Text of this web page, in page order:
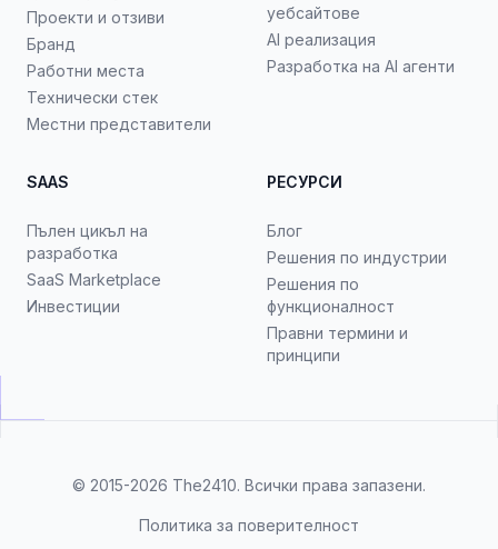
Проекти и отзиви
Бранд
Работни места
Технически стек
Местни представители
уебсайтове
AI реализация
Разработка на AI агенти
SAAS
Пълен цикъл на
разработка
SaaS Marketplace
Инвестиции
РЕСУРСИ
Блог
Решения по индустрии
Решения по
функционалност
Правни термини и
принципи
© 2015-2026 The2410. Всички права запазени.
Политика за поверителност